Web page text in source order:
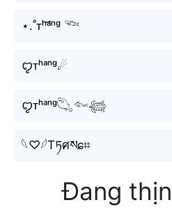
⋆.˚ᴛʰᵃ̆́ⁿᵍ 𓆝
ꨄᴛʰᵃⁿᵍ☄
ꨄᴛʰᵃⁿᵍ𓆡𓆜𓆉
𓆩♡𓆪Tཏศསɕ⌗
Đang